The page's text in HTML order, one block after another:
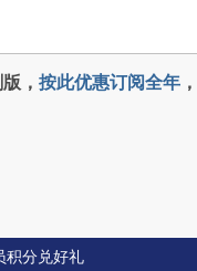
， 按此优惠订阅全年 ，
积分兑好礼